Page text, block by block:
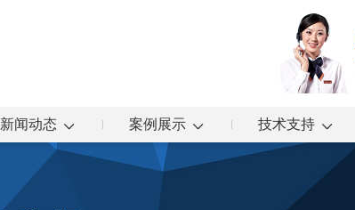
新闻动态 案例展示 技术支持